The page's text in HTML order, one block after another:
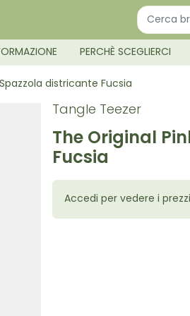
PERCHÈ SCEGLIERCI
districante Fucsia
Tangle Teezer
The Original
Fucsia
Accedi per vedere i prezzi